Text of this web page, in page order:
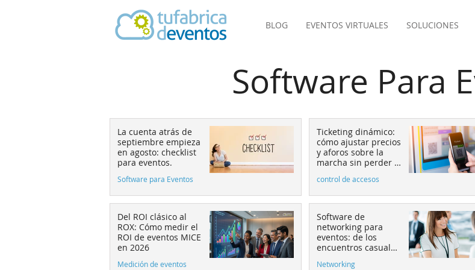
BLOG EVENTOS VIRTUALES SOLUCIONES
La cuenta atrás de
septiembre empieza
en agosto: checklist
para eventos.
Software para Eventos
Ticketing dinámico:
cómo ajustar precios
y aforos sobre la
marcha sin perder el
control de accesos
Del ROI clásico al
ROX: Cómo medir el
ROI de eventos MICE
en 2026
Medición de eventos
Software de
networking para
eventos: de los
encuentros casuales
Networking
Software Para